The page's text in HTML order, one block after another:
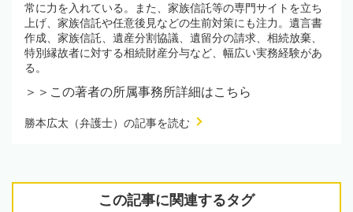
常に力を入れている。また、家族信託等の専門サイトを立ち
上げ、家族信託や任意後見などの生前対策にも注力。遺言書
作成、家族信託、遺産分割協議、遺留分の請求、相続放棄、
特別縁故者に対する相続財産分与など、幅広い実務経験があ
る。
＞＞この著者の所属事務所詳細はこちら
勝本広太（弁護士）の記事を読む
この記事に関連するタグ